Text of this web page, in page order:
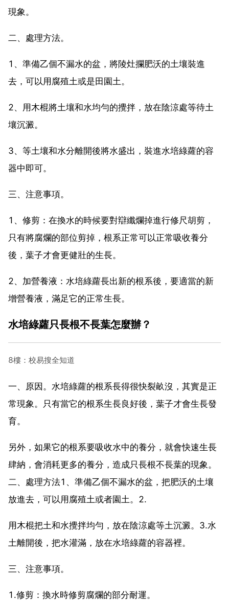
現象。
二、處理方法。
1、準備乙個不漏水的盆，將陵灶攔肥沃的土壤裝進
去，可以用腐殖土或是田園土。
2、用木棍將土壤和水均勻的攪拌，放在陰涼處等待土
壤沉澱。
3、等土壤和水分離開後將水盛出，裝進水培綠蘿的容
器中即可。
三、注意事項。
1、修剪：在換水的時候要對辯纖爛掉進行修尺胡剪，
只有將腐爛的部位剪掉，根系正常可以正常吸收養分
後，葉子才會更健壯的生長。
2、加營養液：水培綠蘿長出新的根系後，要適當的新
增營養液，滿足它的正常生長。
水培綠蘿只長根不長葉怎麼辦？
8樓：校易搜全知道
一、原因。水培綠蘿的根系長得很快裂畝沒，其實是正
常現象。只有當它的根系生長良好後，葉子才會生長發
育。
另外，如果它的根系要吸收水中的養分，就會快速生長
肆納，會消耗更多的養分，造成只長根不長葉的現象。
二、處理方法1、準備乙個不漏水的盆，把肥沃的土壤
放進去，可以用腐殖土或者園土。2.
用木棍把土和水攪拌均勻，放在陰涼處等土沉澱。3.水
土離開後，把水灌滿，放在水培綠蘿的容器裡。
三、注意事項。
1.修剪：換水時修剪腐爛的部分耐運。